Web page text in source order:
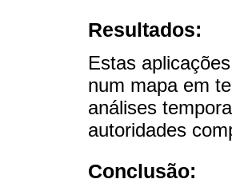
Resultados:
Estas
num mapa em
análises
autoridades
Conclusão: